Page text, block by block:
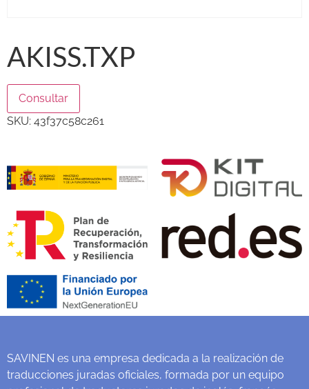
AKISS.TXP
Consultar
SKU: 43f37c58c261
SAVINEN es una empresa dedicada a la realización de
traducciones juradas oficiales, formada por un equipo